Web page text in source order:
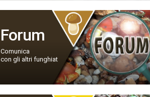
Forum
Comunica
con gli altri funghiat